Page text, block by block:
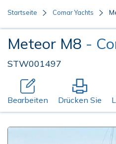
Startseite Comar Yachts
Meteor M8 -
STW001497
Bearbeiten Drücken Sie